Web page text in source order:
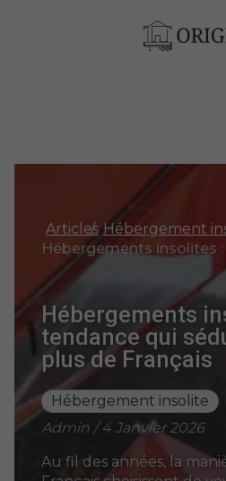
Articles Hébergement
Hébergements
tendance qui
plus de Français
Hébergement insolite
Admin / 4 Janvier 2026
Au fil des années, la